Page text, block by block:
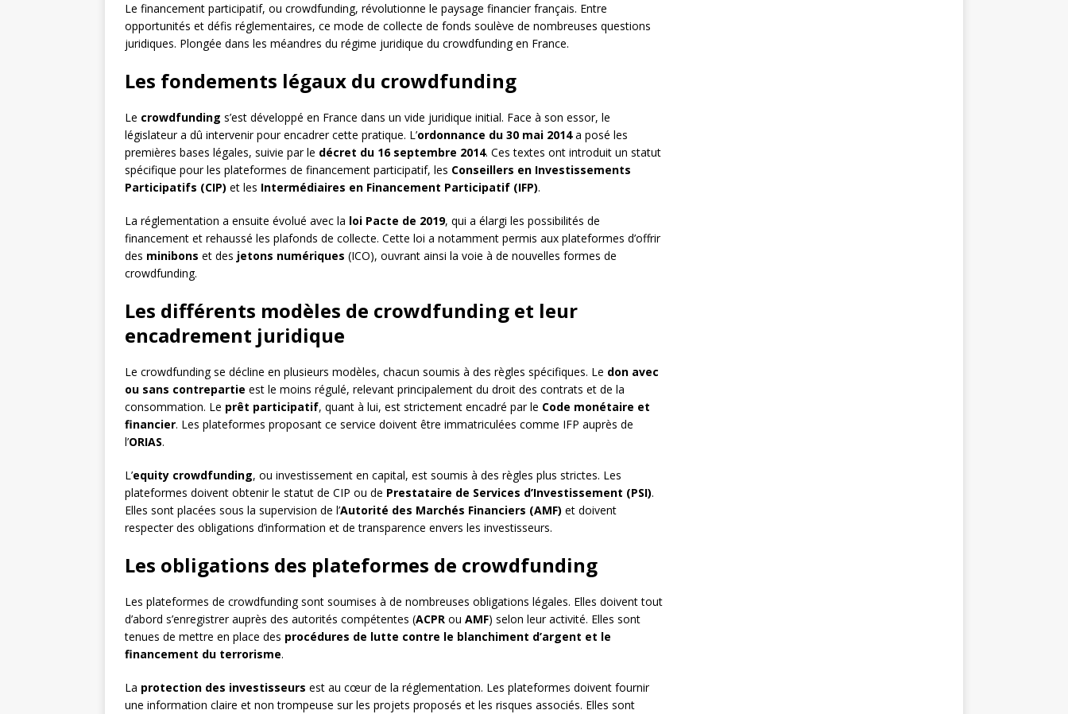
Le financement participatif, ou crowdfunding, révolutionne le paysage financier français. Entre
opportunités et défis réglementaires, ce mode de collecte de fonds soulève de nombreuses questions
juridiques. Plongée dans les méandres du régime juridique du crowdfunding en France.
Les fondements légaux du crowdfunding
Le crowdfunding s’est développé en France dans un vide juridique initial. Face à son essor, le
législateur a dû intervenir pour encadrer cette pratique. L’ordonnance du 30 mai 2014a posé les
premières bases légales, suivie par le décret du 16 septembre 2014. Ces textes ont introduit un statut
spécifique pour les plateformes de financement participatif, les Conseillers en Investissements
Participatifs (CIP) et les Intermédiaires en Financement Participatif (IFP).
La réglementation a ensuite évolué avec la loi Pacte de 2019, qui a élargi les possibilités de
financement et rehaussé les plafonds de collecte. Cette loi a notamment permis aux plateformes d’offrir
des minibons et des jetons numériques (ICO), ouvrant ainsi la voie à de nouvelles formes de
crowdfunding.
Les différents modèles de crowdfunding et leur
encadrement juridique
Le crowdfunding se décline en plusieurs modèles, chacun soumis à des règles spécifiques. Le don avec
ou sans contrepartie est le moins régulé, relevant principalement du droit des contrats et de la
consommation. Le prêt participatif, quant à lui, est strictement encadré par le Code monétaire et
financier. Les plateformes proposant ce service doivent être immatriculées comme IFP auprès de
l’ORIAS.
L’equity crowdfunding, ou investissement en capital, est soumis à des règles plus strictes. Les
plateformes doivent obtenir le statut de CIP ou de Prestataire de Services d’Investissement (PSI).
Elles sont placées sous la supervision de l’Autorité des Marchés Financiers (AMF) et doivent
respecter des obligations d’information et de transparence envers les investisseurs.
Les obligations des plateformes de crowdfunding
Les plateformes de crowdfunding sont soumises à de nombreuses obligations légales. Elles doivent tout
d’abord s’enregistrer auprès des autorités compétentes (ACPR ou AMF) selon leur activité. Elles sont
tenues de mettre en place des procédures de lutte contre le blanchiment d’argent et le
financement du terrorisme.
La protection des investisseurs est au cœur de la réglementation. Les plateformes doivent fournir
une information claire et non trompeuse sur les projets proposés et les risques associés. Elles sont